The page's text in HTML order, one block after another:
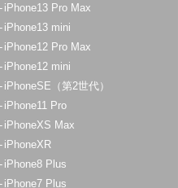
iPhone13 Pro Max
iPhone13 mini
iPhone12 Pro Max
iPhone12 mini
iPhoneSE（第2世代）
iPhone11 Pro
iPhoneXS Max
iPhoneXR
iPhone8 Plus
iPhone7 Plus